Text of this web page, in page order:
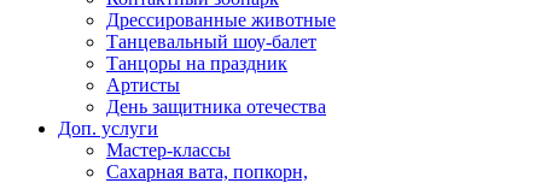
Дрессированные животные
Танцевальный шоу-балет
Танцоры на праздник
Артисты
День защитника отечества
Доп. услуги
Мастер-классы
Сахарная вата, попкорн,